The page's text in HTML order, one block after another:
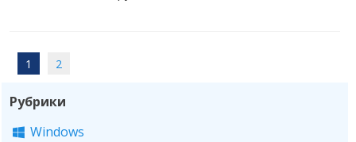
по
записям
1 2
Рубрики
Windows